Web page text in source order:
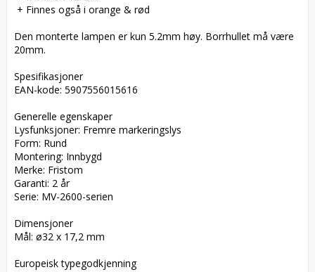
Den monterte lampen er kun 5.2mm høy. Borrhullet må være
20mm.
Spesifikasjoner
EAN-kode: 5907556015616
Generelle egenskaper
Lysfunksjoner: Fremre markeringslys
Form: Rund
Montering: Innbygd
Merke: Fristom
Garanti: 2 år
Serie: MV-2600-serien
Dimensjoner
Mål: ø32 x 17,2 mm
Europeisk typegodkjenning